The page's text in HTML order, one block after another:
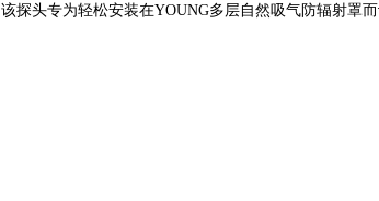
该探头专为轻松安装在YOUNG多层自然吸气防辐射罩而